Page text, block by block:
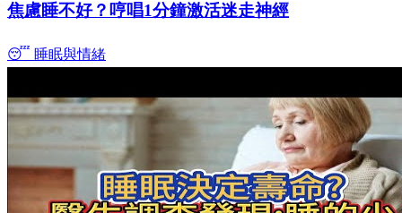
焦慮睡不好？哼唱1分鐘激活迷走神經
😴 睡眠與情緒